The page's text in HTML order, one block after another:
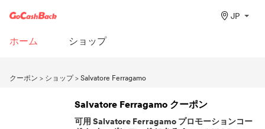
JP
ホーム ショップ
クーポン > ショップ>Salvatore Ferragamo
Salvatore Ferragamo クーポン
可用 Salvatore Ferragamo プロモーションコー